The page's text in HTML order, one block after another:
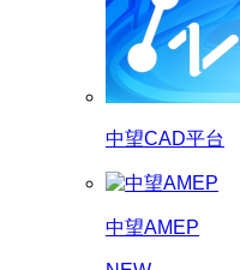
中望CAD平台
中望AMEP